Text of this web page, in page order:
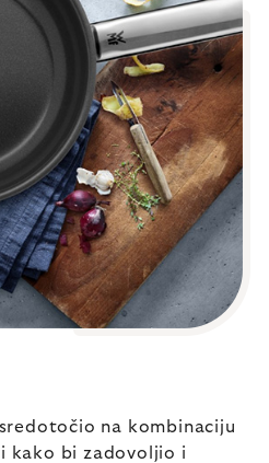
na kombinaciju
kako bi zadovoljio i